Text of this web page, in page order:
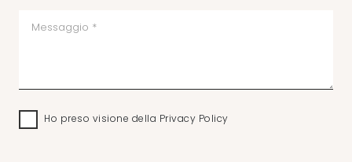
Ho preso visione della Privacy Policy